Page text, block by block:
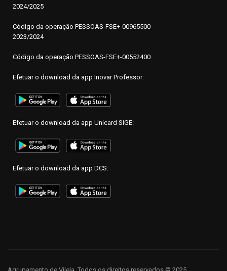
2024/2025
Código da operação PESSOAS-FSE+-00965500
2023/2024
Código da operação PESSOAS-FSE+-00552400
Efetuar o download da app Inovar Professor:
Efetuar o download da app Unicard SIGE:
Efetuar o download da app DCS: